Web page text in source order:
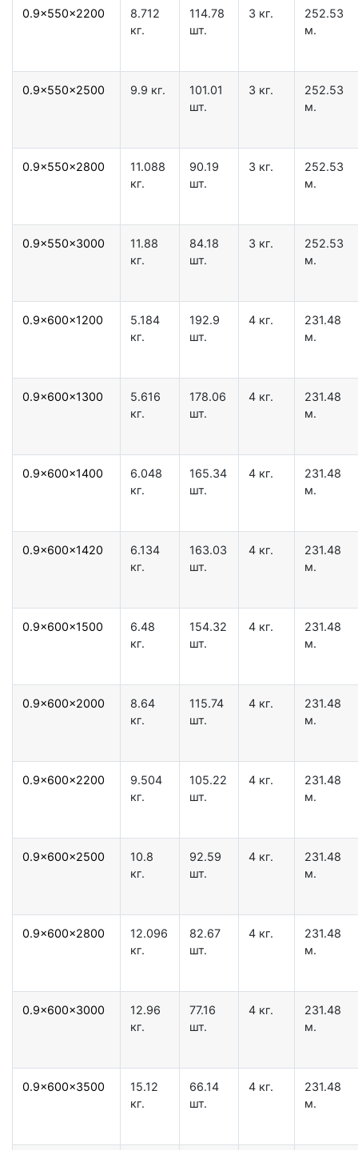
0.9x550x2200
8.712
кг.
114.78
шт.
3 кг.
252.53
м.
0.9x550x2500 9.9 кг.
101.01
шт.
3 кг.
252.53
м.
0.9x550x2800
11.088
кг.
90.19
шт.
3 кг.
252.53
м.
0.9x550x3000
11.88
кг.
84.18
шт.
3 кг.
252.53
м.
0.9x600x1200
5.184
кг.
192.9
шт.
4 кг.
231.48
м.
0.9x600x1300
5.616
кг.
178.06
шт.
4 кг.
231.48
м.
0.9x600x1400
6.048
кг.
165.34
шт.
4 кг.
231.48
м.
0.9x600x1420
6.134
кг.
163.03
шт.
4 кг.
231.48
м.
0.9x600x1500
6.48
кг.
154.32
шт.
4 кг.
231.48
м.
0.9x600x2000
8.64
кг.
115.74
шт.
4 кг.
231.48
м.
0.9x600x2200
9.504
кг.
105.22
шт.
4 кг.
231.48
м.
0.9x600x2500
10.8
кг.
92.59
шт.
4 кг.
231.48
м.
0.9x600x2800
12.096
кг.
82.67
шт.
4 кг.
231.48
м.
0.9x600x3000
12.96
кг.
77.16
шт.
4 кг.
231.48
м.
0.9x600x3500
15.12
кг.
66.14
шт.
4 кг.
231.48
м.